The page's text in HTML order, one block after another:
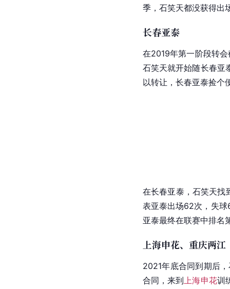
季，石笑天都没获得出
长春亚泰
在2019年第一阶段转
石笑天就开始随长春亚
以转让， 长春亚泰捡个
在长春亚泰，石笑天找
表亚泰出场62次，失
亚泰最终在联赛中排名
上海申花、重庆两江
2021年底合同到期后
合同，来到上海申花训